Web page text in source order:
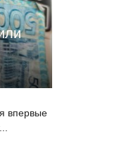
впервые